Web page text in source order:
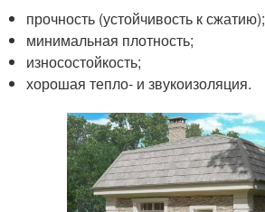
прочность (устойчивость к сжатию);
минимальная плотность;
износостойкость;
хорошая тепло- и звукоизоляция.